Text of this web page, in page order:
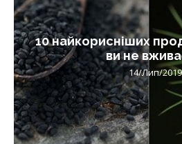
10 найкорисніших
ви не
14/Лип/2019